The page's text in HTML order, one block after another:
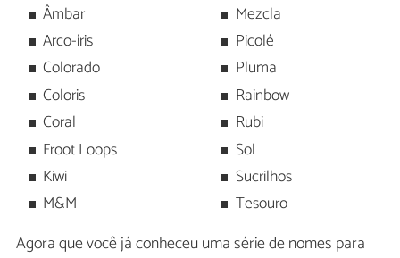
Âmbar
Arco-íris
Colorado
Coloris
Coral
Froot Loops
Kiwi
M&M
Mezcla
Picolé
Pluma
Rainbow
Rubi
Sol
Sucrilhos
Tesouro
Agora que você já conheceu uma série de nomes para